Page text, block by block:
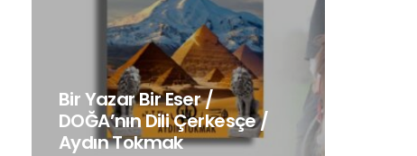
Bir Yazar Bir Eser /
DOĞA’nın Dili Çerkesçe /
Aydın Tokmak